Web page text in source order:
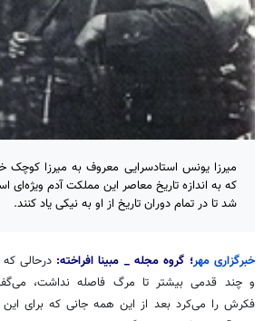
میرزا یونس استادسرایی معروف به میرزا کوچک
که به اندازه تاریخ معاصر این مملکت آدم
شد تا در تمام دوران تاریخ از او به نیکی یاد کنند.
خبرگزاری مهر؛ گروه مجله _ مبینا افراخته: درحالی که
و چند قدمی بیشتر تا مرگ فاصله نداشت،
فکرش را می‌کرد بعد از این همه جانی که برای